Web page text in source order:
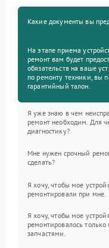
Какие документы вы
На этапе приема
ремонт вам будет
обязательств на ваше
по ремонту техники, вы
гарантийный талон.
Я уже знаю в чем
ремонт необходим. Для
диагностику?
Мне нужен срочный
сделать?
Я хочу, чтобы мое
ремонтировали при мне.
Я хочу, чтобы мое
ремонтировалось
запчастями.